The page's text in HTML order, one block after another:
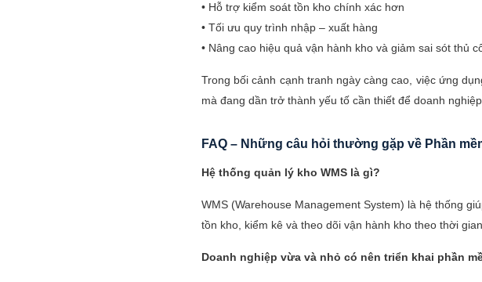
• Hỗ trợ kiểm soát tồn kho chính xác hơn
• Tối ưu quy trình nhập – xuất hàng
• Nâng cao hiệu quả vận hành kho và giảm sai sót thủ
Trong bối cảnh cạnh tranh ngày càng cao, việc ứng
mà đang dần trở thành yếu tố cần thiết để doanh
FAQ – Những câu hỏi thường gặp về Phần
Hệ thống quản lý kho WMS là gì?
WMS (Warehouse Management System) là hệ thống
tồn kho, kiểm kê và theo dõi vận hành kho theo thời
Doanh nghiệp vừa và nhỏ có nên triển khai phần